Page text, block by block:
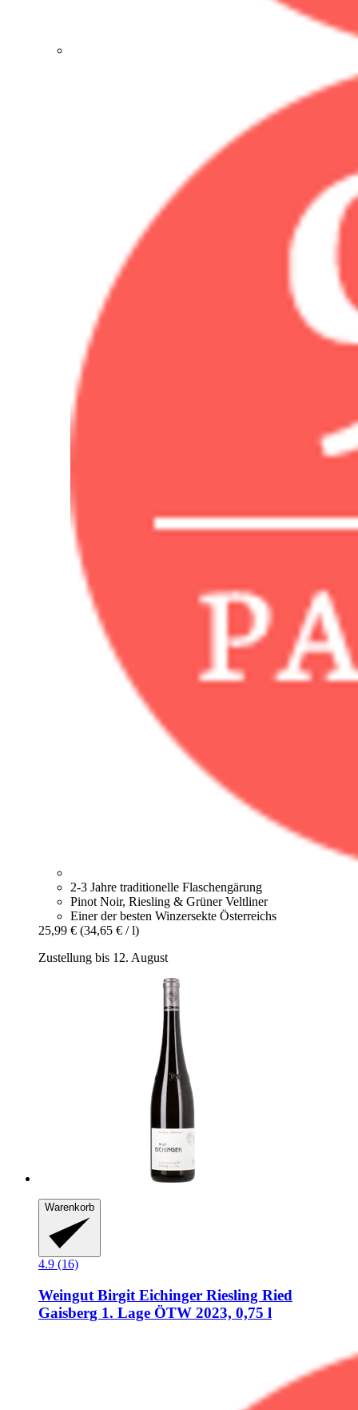
2-3 Jahre traditionelle Flaschengärung
Pinot Noir, Riesling & Grüner Veltliner
Einer der besten Winzersekte Österreichs
25,99 € (34,65 € / l)
Zustellung bis 12. August
Warenkorb
4.9 (16)
Weingut Birgit Eichinger Riesling Ried
Gaisberg 1. Lage ÖTW 2023, 0,75 l